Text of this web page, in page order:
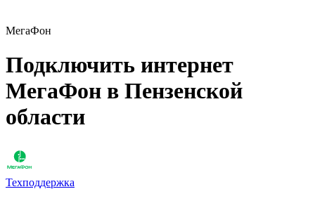
МегаФон
Подключить интернет
МегаФон в Пензенской
области
Техподдержка